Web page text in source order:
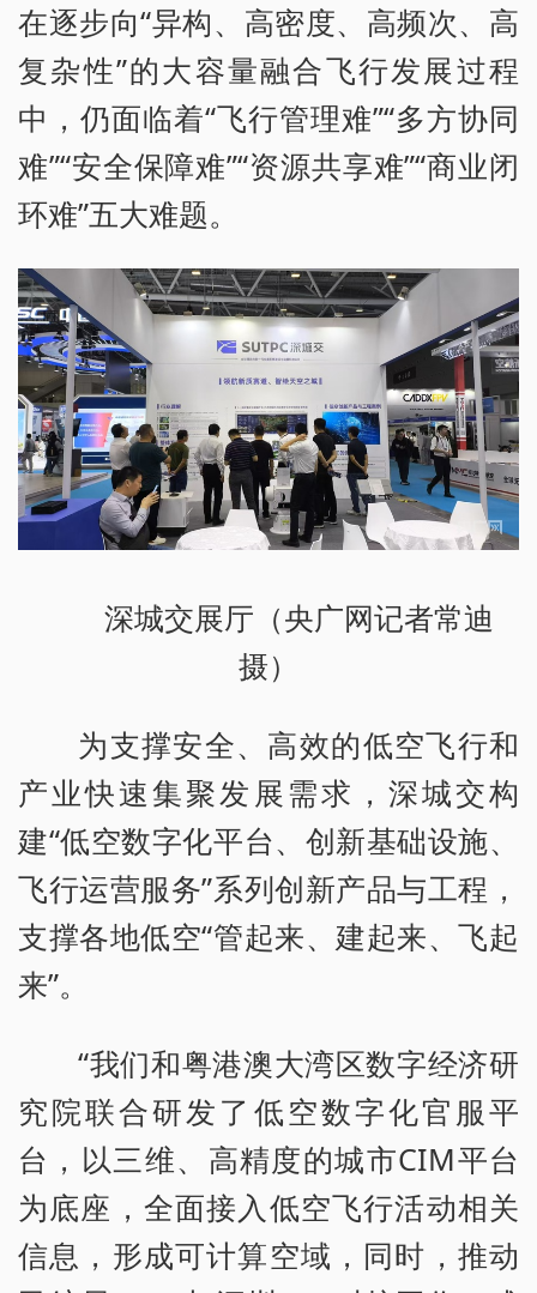
在逐步向“异构、高密度、高频次、高
复杂性”的大容量融合飞行发展过程
中，仍面临着“飞行管理难”“多方协同
难”“安全保障难”“资源共享难”“商业闭
环难”五大难题。
深城交展厅（央广网记者常迪
摄）
为支撑安全、高效的低空飞行和
产业快速集聚发展需求，深城交构
建“低空数字化平台、创新基础设施、
飞行运营服务”系列创新产品与工程，
支撑各地低空“管起来、建起来、飞起
来”。
“我们和粤港澳大湾区数字经济研
究院联合研发了低空数字化官服平
台，以三维、高精度的城市CIM平台
为底座，全面接入低空飞行活动相关
信息，形成可计算空域，同时，推动